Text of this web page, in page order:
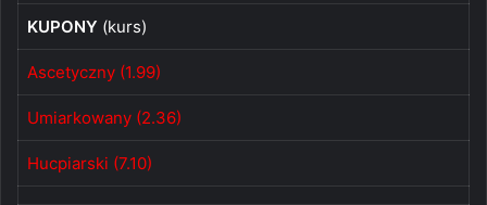
KUPONY (kurs)
Ascetyczny (1.99)
Umiarkowany (2.36)
Hucpiarski (7.10)